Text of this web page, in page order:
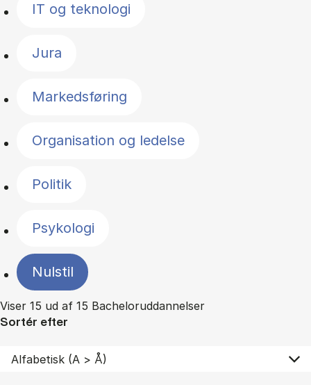
IT og teknologi
Jura
Markedsføring
Organisation og ledelse
Politik
Psykologi
Nulstil
Viser 15 ud af 15 Bacheloruddannelser
Sortér efter